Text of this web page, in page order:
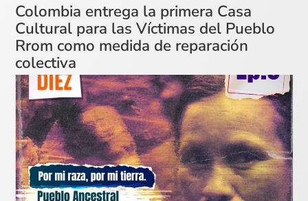
Colombia entrega la primera Casa
Cultural para las Víctimas del Pueblo
Rrom como medida de reparación
colectiva